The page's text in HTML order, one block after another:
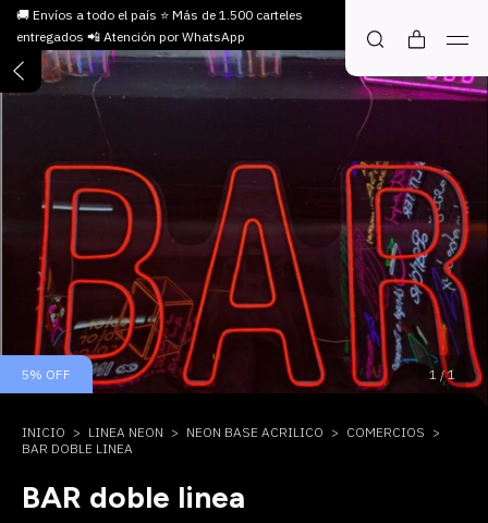
🚚 Envíos a todo el país ⭐ Más de 1.500 carteles
entregados 📲 Atención por WhatsApp
5% OFF 1 /1
INICIO > LINEA NEON > NEON BASE ACRILICO > COMERCIOS >
BAR DOBLE LINEA
BAR doble linea